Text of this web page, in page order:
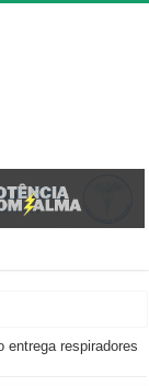
de gasolina em
entrega respiradores